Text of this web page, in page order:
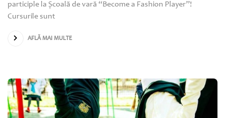
participle la Şcoală de vară “Become a Fashion Player”!
Cursurile sunt
AFLĂ MAI MULTE